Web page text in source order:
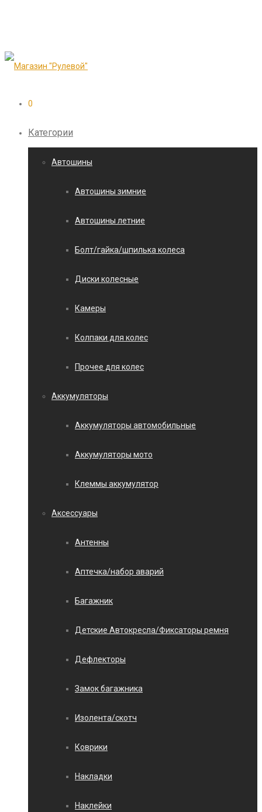
0
Категории
Автошины
Автошины зимние
Автошины летние
Болт/гайка/шпилька колеса
Диски колесные
Камеры
Колпаки для колес
Прочее для колес
Аккумуляторы
Аккумуляторы автомобильные
Аккумуляторы мото
Клеммы аккумулятор
Аксессуары
Антенны
Аптечка/набор аварий
Багажник
Детские Автокресла/Фиксаторы ремня
Дефлекторы
Замок багажника
Изолента/скотч
Коврики
Накладки
Наклейки